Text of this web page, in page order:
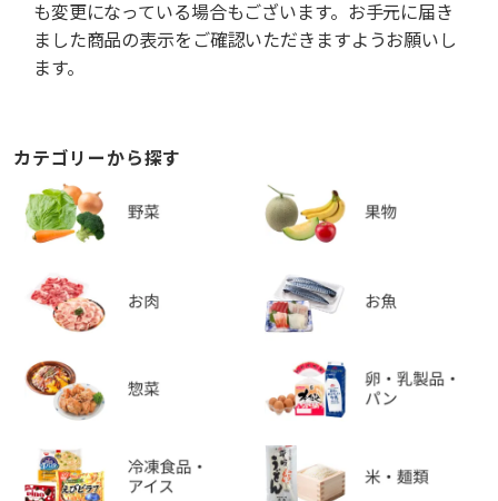
も変更になっている場合もございます。お手元に届き
ました商品の表示をご確認いただきますようお願いし
ます。
カテゴリーから探す